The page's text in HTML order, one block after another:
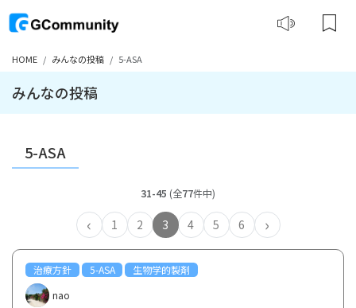
HOME みんなの投稿 5-ASA
みんなの投稿
5-ASA
31-45 (全77件中)
‹ 1 2 3 4 5 6 ›
治療方針 5-ASA
生物学的製剤
nao